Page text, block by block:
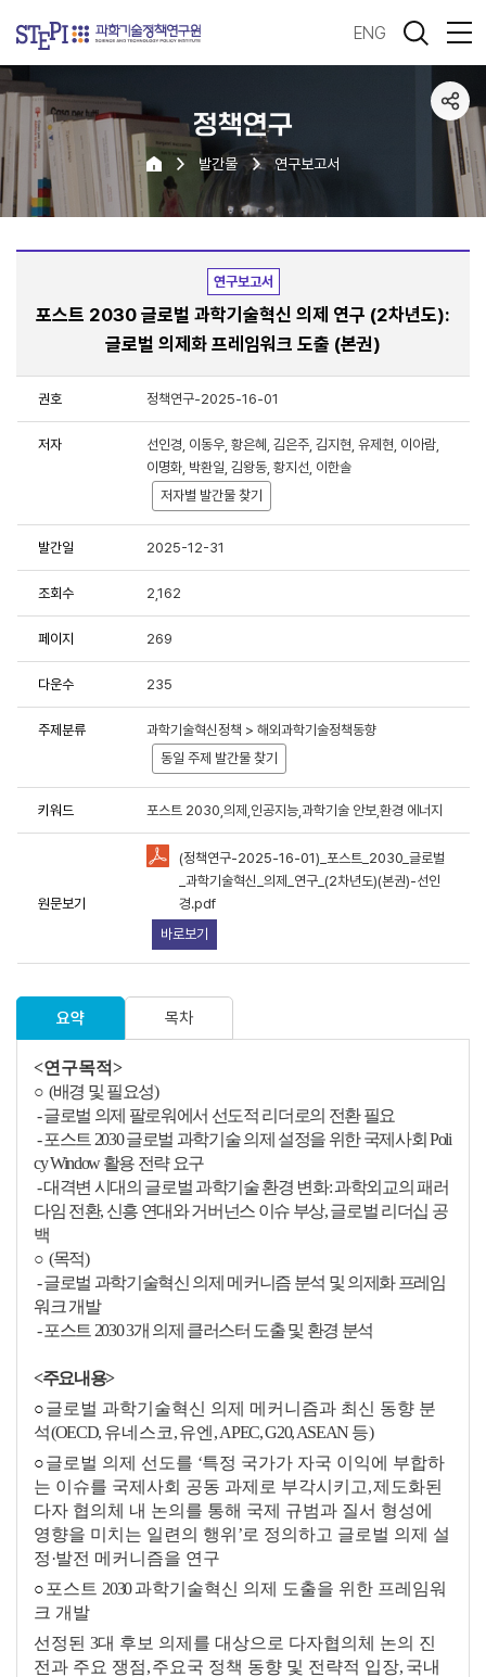
ENG
정책연구
발간물 연구보고서
에 항상 감사드립니다.
한 연구성과물로 저작권 및 이용조건 등을 준수하여 활용해 주시
원 연구성과물 활용 현황 및 서비스 분석을 위한 기초자료로 활용
구원에서 제공하는 저작물을 이용하였음을 명시할 것을동의합니
조건에 따라 이용할 것을 동의합니다.
거나 과학기술정책연구원에서 제시한 이용조건을 이행하지
련기관에 처벌을 받을 수 있으며, 즉시 저작물의 이용허락을
과제준비 교육자료
연구보고서
포스트 2030 글로벌 과학기술혁신 의제 연구 (2차년도):
글로벌 의제화 프레임워크 도출 (본권)
권호 정책연구-2025-16-01
저자
선인경, 이동우, 황은혜, 김은주, 김지현, 유제현, 이아람,
이명화, 박환일, 김왕동, 황지선, 이한솔
저자별 발간물 찾기
발간일 2025-12-31
조회수 2,162
페이지 269
다운수 235
주제분류
과학기술혁신정책 > 해외과학기술정책동향
동일 주제 발간물 찾기
키워드 포스트 2030,의제,인공지능,과학기술 안보,환경 에너지
원문보기
(정책연구-2025-16-01)_포스트_2030_글로벌
_과학기술혁신_의제_연구_(2차년도)(본권)-선인
경.pdf
바로보기
요약 목차
<연구목적>
○ (배경 및 필요성)
- 글로벌 의제 팔로워에서 선도적 리더로의 전환 필요
- 포스트 2030글로벌 과학기술 의제 설정을 위한 국제사회Poli
cy Window활용 전략 요구
- 대격변 시대의 글로벌 과학기술 환경 변화:과학외교의 패러
다임 전환, 신흥 연대와 거버넌스 이슈 부상,글로벌 리더십 공
백
○ (목적)
- 글로벌 과학기술혁신 의제 메커니즘 분석 및 의제화 프레임
워크 개발
- 포스트 2030 3개 의제 클러스터 도출 및 환경 분석
<주요내용>
○글로벌 과학기술혁신 의제 메커니즘과 최신 동향 분
석(OECD, 유네스코,유엔 , APEC, G20, ASEAN 등)
○글로벌 의제 선도를 ‘특정 국가가 자국 이익에 부합하
는 이슈를 국제사회 공동 과제로 부각시키고,제도화된
다자 협의체 내 논의를 통해 국제 규범과 질서 형성에
영향을 미치는 일련의 행위 ’로 정의하고 글로벌 의제 설
정·발전 메커니즘을 연구
○ 포스트 2030과학기술혁신 의제 도출을 위한 프레임워
크 개발
선정된 3대 후보 의제를 대상으로 다자협의체 논의 진
전과 주요 쟁점,주요국 정책 동향 및 전략적 입장, 국내